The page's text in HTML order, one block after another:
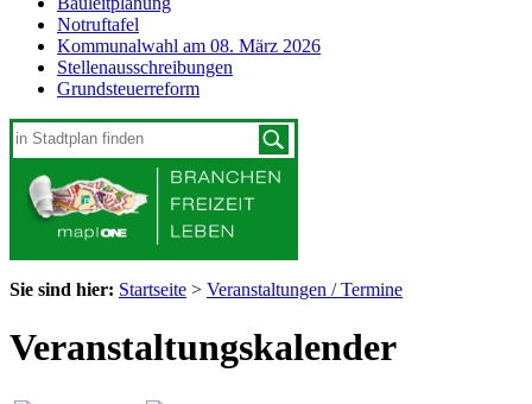
Notruftafel
Kommunalwahl am 08. März 2026
Stellenausschreibungen
Grundsteuerreform
Sie sind hier: Startseite > Veranstaltungen / Termine
Veranstaltungskalender